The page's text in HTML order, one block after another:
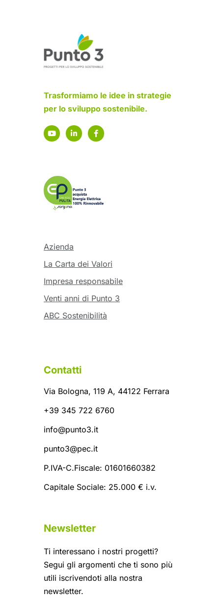
Trasformiamo le idee in strategie
per lo sviluppo sostenibile.
Azienda
La Carta dei Valori
Impresa responsabile
Venti anni di Punto 3
ABC Sostenibilità
Contatti
Via Bologna, 119 A, 44122 Ferrara
+39 345 722 6760
info@punto3.it
punto3@pec.it
P.IVA-C.Fiscale: 01601660382
Capitale Sociale: 25.000 € i.v.
Newsletter
Ti interessano i nostri progetti?
Segui gli argomenti che ti sono più
utili iscrivendoti alla nostra
newsletter.